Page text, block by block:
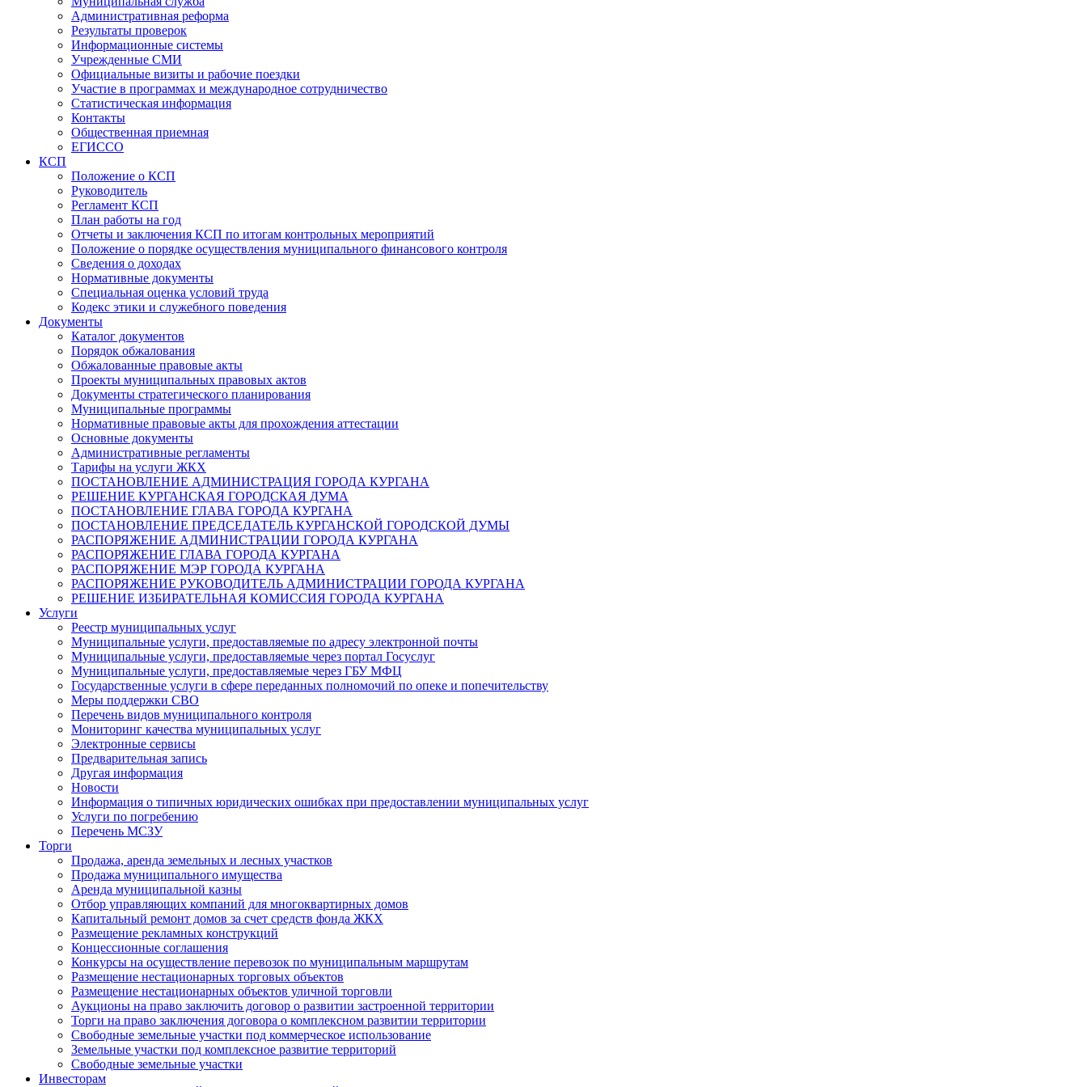
Административная реформа
Результаты проверок
Информационные системы
Учрежденные СМИ
Официальные визиты и рабочие поездки
Участие в программах и международное сотрудничество
Статистическая информация
Контакты
Общественная приемная
ЕГИССО
КСП
Положение о КСП
Руководитель
Регламент КСП
План работы на год
Отчеты и заключения КСП по итогам контрольных мероприятий
Положение о порядке осуществления муниципального финансового контроля
Сведения о доходах
Нормативные документы
Специальная оценка условий труда
Кодекс этики и служебного поведения
Документы
Каталог документов
Порядок обжалования
Обжалованные правовые акты
Проекты муниципальных правовых актов
Документы стратегического планирования
Муниципальные программы
Нормативные правовые акты для прохождения аттестации
Основные документы
Административные регламенты
Тарифы на услуги ЖКХ
ПОСТАНОВЛЕНИЕ АДМИНИСТРАЦИЯ ГОРОДА КУРГАНА
РЕШЕНИЕ КУРГАНСКАЯ ГОРОДСКАЯ ДУМА
ПОСТАНОВЛЕНИЕ ГЛАВА ГОРОДА КУРГАНА
ПОСТАНОВЛЕНИЕ ПРЕДСЕДАТЕЛЬ КУРГАНСКОЙ ГОРОДСКОЙ ДУМЫ
РАСПОРЯЖЕНИЕ АДМИНИСТРАЦИИ ГОРОДА КУРГАНА
РАСПОРЯЖЕНИЕ ГЛАВА ГОРОДА КУРГАНА
РАСПОРЯЖЕНИЕ МЭР ГОРОДА КУРГАНА
РАСПОРЯЖЕНИЕ РУКОВОДИТЕЛЬ АДМИНИСТРАЦИИ ГОРОДА КУРГАНА
РЕШЕНИЕ ИЗБИРАТЕЛЬНАЯ КОМИССИЯ ГОРОДА КУРГАНА
Услуги
Реестр муниципальных услуг
Муниципальные услуги, предоставляемые по адресу электронной почты
Муниципальные услуги, предоставляемые через портал Госуслуг
Муниципальные услуги, предоставляемые через ГБУ МФЦ
Государственные услуги в сфере переданных полномочий по опеке и попечительству
Меры поддержки СВО
Перечень видов муниципального контроля
Мониторинг качества муниципальных услуг
Электронные сервисы
Предварительная запись
Другая информация
Новости
Информация о типичных юридических ошибках при предоставлении муниципальных услуг
Услуги по погребению
Перечень МСЗУ
Торги
Продажа, аренда земельных и лесных участков
Продажа муниципального имущества
Аренда муниципальной казны
Отбор управляющих компаний для многоквартирных домов
Капитальный ремонт домов за счет средств фонда ЖКХ
Размещение рекламных конструкций
Концессионные соглашения
Конкурсы на осуществление перевозок по муниципальным маршрутам
Размещение нестационарных торговых объектов
Размещение нестационарных объектов уличной торговли
Аукционы на право заключить договор о развитии застроенной территории
Торги на право заключения договора о комплексном развитии территории
Свободные земельные участки под коммерческое использование
Земельные участки под комплексное развитие территорий
Свободные земельные участки
Инвесторам